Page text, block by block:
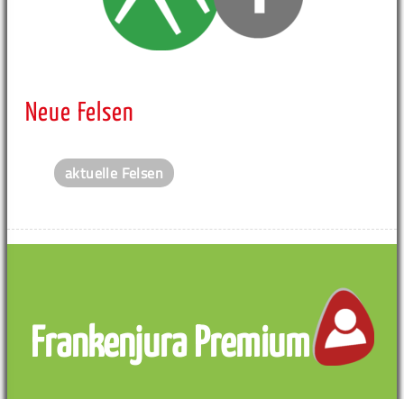
Neue Felsen
aktuelle Felsen
Frankenjura Premium